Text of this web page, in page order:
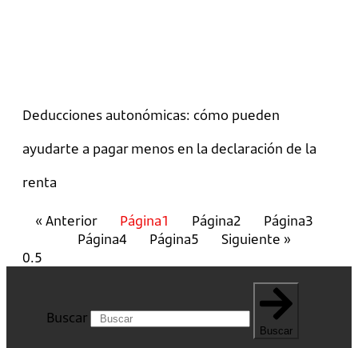
Deducciones autonómicas: cómo pueden
ayudarte a pagar menos en la declaración de la
renta
« Anterior Página1 Página2 Página3
Página4 Página5 Siguiente »
Buscar
Buscar